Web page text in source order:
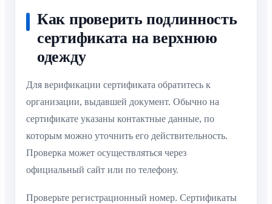
Как проверить подлинность
сертификата на верхнюю
одежду
Для верификации сертификата обратитесь к
организации, выдавшей документ. Обычно на
сертификате указаны контактные данные, по
которым можно уточнить его действительность.
Проверка может осуществляться через
официальный сайт или по телефону.
Проверьте регистрационный номер. Сертификаты